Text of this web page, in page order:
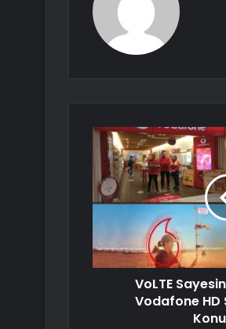
VoLTE
Vodafone HD